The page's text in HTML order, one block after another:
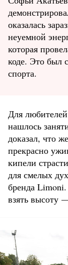
оказалась
неуемной
которая
коде. Это был
спорта.
Для
нашлось
доказал, что
прекрасно
кипели
для смелых
бренда
взять высоту